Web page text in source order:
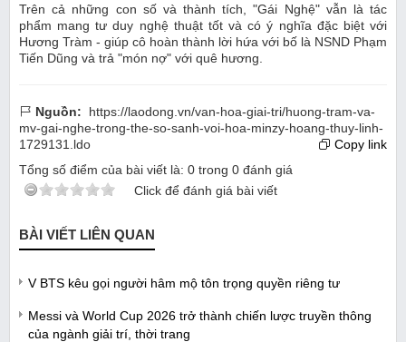
Trên cả những con số và thành tích, "Gái Nghệ" vẫn là tác
phẩm mang tư duy nghệ thuật tốt và có ý nghĩa đặc biệt với
Hương Tràm - giúp cô hoàn thành lời hứa với bố là NSND Phạm
Tiến Dũng và trả "món nợ" với quê hương.
Nguồn:
https://laodong.vn/van-hoa-giai-tri/huong-tram-va-
mv-gai-nghe-trong-the-so-sanh-voi-hoa-minzy-hoang-thuy-linh-
1729131.ldo
Copy link
Tổng số điểm của bài viết là: 0 trong 0 đánh giá
Click để đánh giá bài viết
BÀI VIẾT LIÊN QUAN
V BTS kêu gọi người hâm mộ tôn trọng quyền riêng tư
Messi và World Cup 2026 trở thành chiến lược truyền thông
của ngành giải trí, thời trang